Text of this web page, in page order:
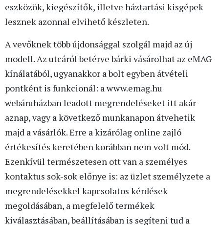
eszközök, kiegészítők, illetve háztartási kisgépek
lesznek azonnal elvihető készleten.
A vevőknek több újdonsággal szolgál majd az új
modell. Az utcáról betérve bárki vásárolhat az eMAG
kínálatából, ugyanakkor a bolt egyben átvételi
pontként is funkcionál: a www.emag.hu
webáruházban leadott megrendeléseket itt akár
aznap, vagy a következő munkanapon átvehetik
majd a vásárlók. Erre a kizárólag online zajló
értékesítés keretében korábban nem volt mód.
Ezenkívül természetesen ott van a személyes
kontaktus sok-sok előnye is: az üzlet személyzete a
megrendelésekkel kapcsolatos kérdések
megoldásában, a megfelelő termékek
kiválasztásában, beállításában is segíteni tud a